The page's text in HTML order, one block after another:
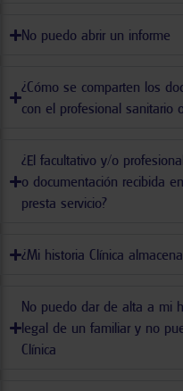
No puedo abrir un informe
¿Cómo se comparten los
con el profesional sanitario
¿El facultativo y/o
o documentación recibida
presta servicio?
¿Mi historia Clínica
No puedo dar de alta a mi
legal de un familiar y no
Clínica